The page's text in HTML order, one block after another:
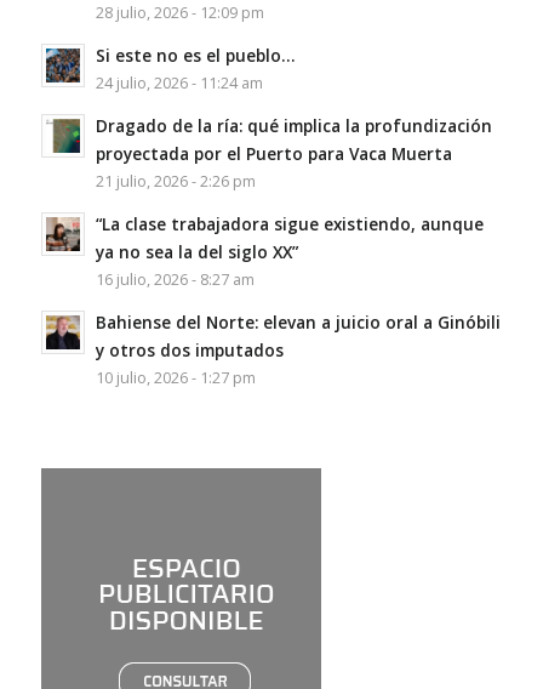
28 julio, 2026 - 12:09 pm
Si este no es el pueblo…
24 julio, 2026 - 11:24 am
Dragado de la ría: qué implica la profundización
proyectada por el Puerto para Vaca Muerta
21 julio, 2026 - 2:26 pm
“La clase trabajadora sigue existiendo, aunque
ya no sea la del siglo XX”
16 julio, 2026 - 8:27 am
Bahiense del Norte: elevan a juicio oral a Ginóbili
y otros dos imputados
10 julio, 2026 - 1:27 pm